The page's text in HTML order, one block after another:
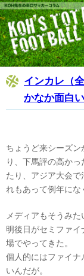
インカレ（
かなか面白い
ちょうど来シーズ
り、下馬評の高か
たり、アジア大会
れもあって例年にな
メディアもそうみ
明後日がセミファ
場でやってきた。
個人的にはファイナ
いんだが。